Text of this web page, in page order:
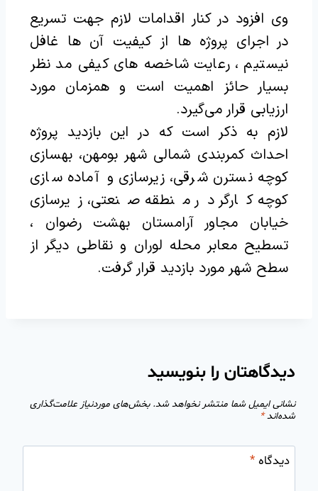
وی افزود در کنار اقدامات لازم جهت تسریع
در اجرای پروژه ها از کیفیت آن ها غافل
نیستیم ، رعایت شاخصه های کیفی مد نظر
بسیار حائز اهمیت است و همزمان مورد
ارزیابی قرار می‌گیرد.
لازم به ذکر است که در این بازدید پروژه
احداث کمربندی شمالی شهر بومهن، بهسازی
کوچه نسترن شرقی، زیرسازی و آماده سازی
کوچه کارگر در منطقه صنعتی، زیرسازی
خیابان مجاور آرامستان بهشت رضوان ،
تسطیح معابر محله لوران و نقاطی دیگر از
سطح شهر مورد بازدید قرار گرفت.‌
دیدگاهتان را بنویسید
نشانی ایمیل شما منتشر نخواهد شد. بخش‌های موردنیاز علامت‌گذاری
شده‌اند*
دیدگاه*